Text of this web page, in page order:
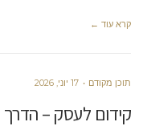
קרא עוד ←
תוכן מקודם 17 יוני, 2026
קידום לעסק –